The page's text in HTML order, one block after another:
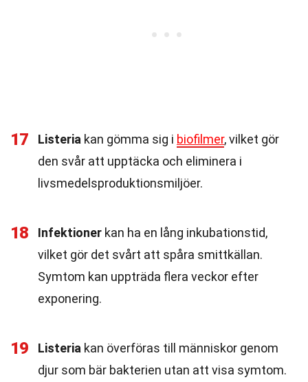
17 Listeria kan gömma sig i biofilmer, vilket gör
den svår att upptäcka och eliminera i
livsmedelsproduktionsmiljöer.
18 Infektioner kan ha en lång inkubationstid,
vilket gör det svårt att spåra smittkällan.
Symtom kan uppträda flera veckor efter
exponering.
19 Listeria kan överföras till människor genom
djur som bär bakterien utan att visa symtom.